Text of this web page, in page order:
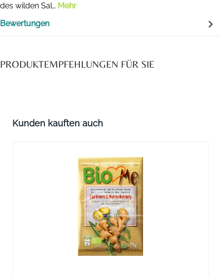
des wilden Sal… Mehr
Bewertungen
PRODUKTEMPFEHLUNGEN FÜR SIE
Produktgalerie überspringen
Kunden kauften auch